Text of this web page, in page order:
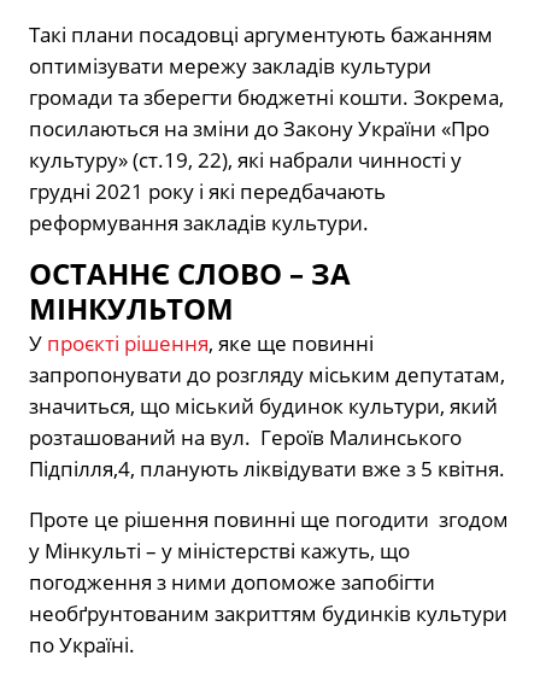
Такі плани посадовці аргументують бажанням
оптимізувати мережу закладів культури
громади та зберегти бюджетні кошти. Зокрема,
посилаються на зміни до Закону України «Про
культуру» (ст.19, 22), які набрали чинності у
грудні 2021 року і які передбачають
реформування закладів культури.
ОСТАННЄ СЛОВО – ЗА
МІНКУЛЬТОМ
У проєкті рішення, яке ще повинні
запропонувати до розгляду міським депутатам,
значиться, що міський будинок культури, який
розташований на вул. Героїв Малинського
Підпілля,4, планують ліквідувати вже з 5 квітня.
Проте це рішення повинні ще погодити згодом
у Мінкульті – у міністерстві кажуть, що
погодження з ними допоможе запобігти
необґрунтованим закриттям будинків культури
по Україні.